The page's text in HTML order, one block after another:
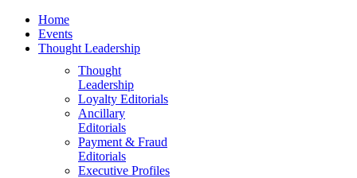
Home
Events
Thought Leadership
Thought
Leadership
Loyalty Editorials
Ancillary
Editorials
Payment & Fraud
Editorials
Executive Profiles